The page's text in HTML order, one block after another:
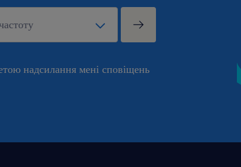
надсилання мені сповіщень